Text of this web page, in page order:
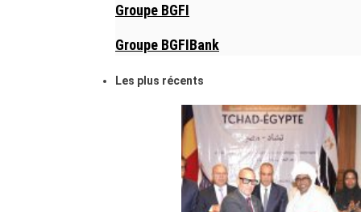
Groupe BGFI
Groupe BGFIBank
Les plus récents